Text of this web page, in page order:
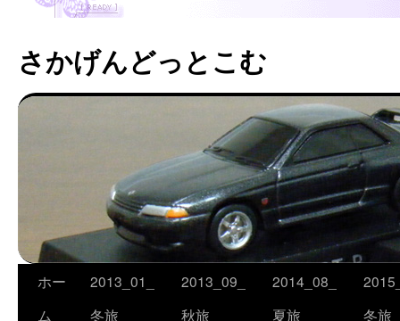
さかげんどっとこむ
コホー
ム
2013_01_
冬旅
2013_09_
秋旅
2014_08_
夏旅
冬旅